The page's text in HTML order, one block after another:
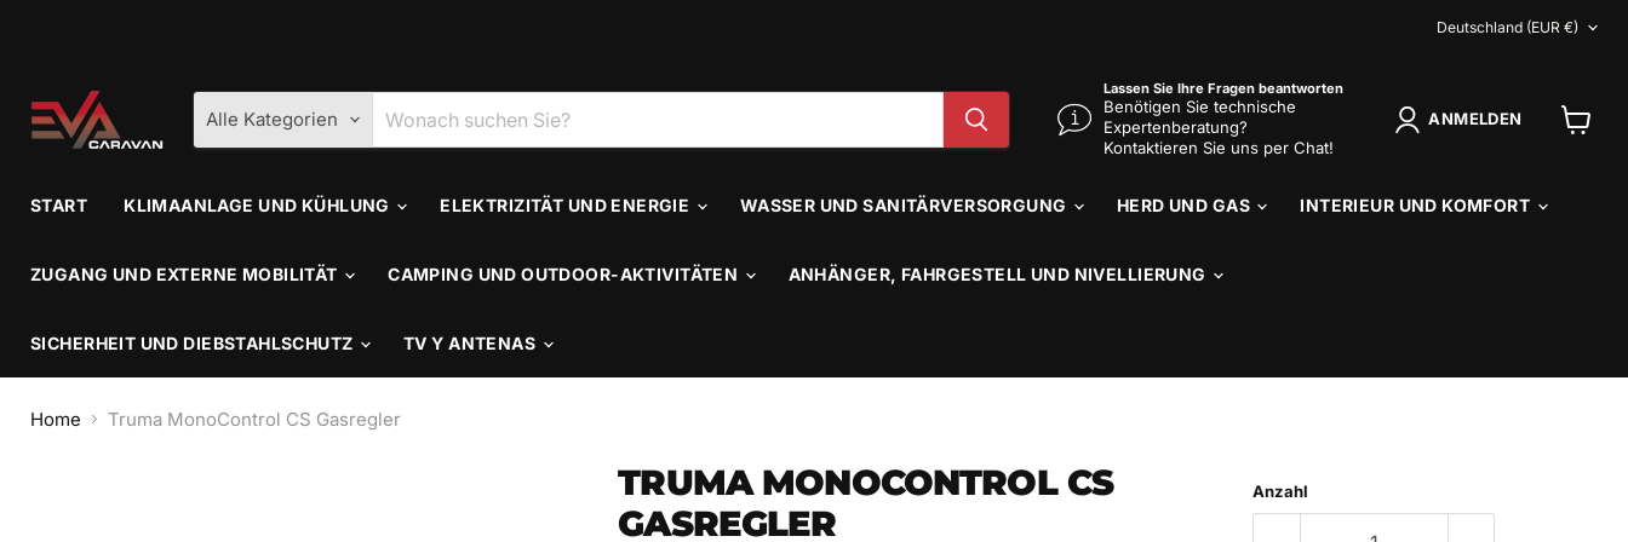
LAND
Deutschland (EUR €)
Alle Kategorien
Lassen Sie Ihre Fragen beantworten
Benötigen Sie technische
Expertenberatung?
Kontaktieren Sie uns per Chat!
ANMELDEN
START KLIMAANLAGE UND KÜHLUNG ELEKTRIZITÄT UND ENERGIE WASSER UND SANITÄRVERSORGUNG HERD UND GAS INTERIEUR UND KOMFORT
ZUGANG UND EXTERNE MOBILITÄT CAMPING UND OUTDOOR-AKTIVITÄTEN ANHÄNGER, FAHRGESTELL UND NIVELLIERUNG
SICHERHEIT UND DIEBSTAHLSCHUTZ TV Y ANTENAS
Home Truma MonoControl CS Gasregler
TRUMA MONOCONTROL CS
GASREGLER
Anzahl